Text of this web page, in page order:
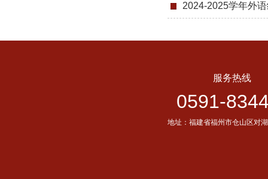
2024-2025学年外
服务热线
0591-
地址：福建省福州市仓山区对